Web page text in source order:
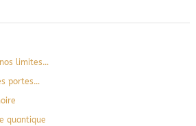
e
c
limites…
portes…
quantique